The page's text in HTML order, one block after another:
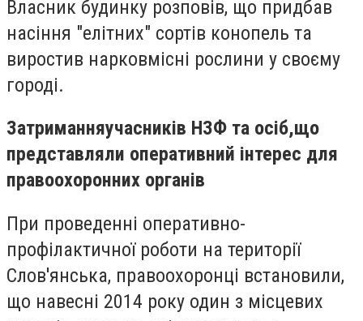
Власник будинку розповів, що придбав
насіння "елітних" сортів конопель та
виростив нарковмісні рослини у своєму
городі.
Затриманняучасників НЗФ та осіб,що
представляли оперативний інтерес для
правоохоронних органів
При проведенні оперативно-
профілактичної роботи на території
Слов'янська, правоохоронці встановили,
що навесні 2014 року один з місцевих